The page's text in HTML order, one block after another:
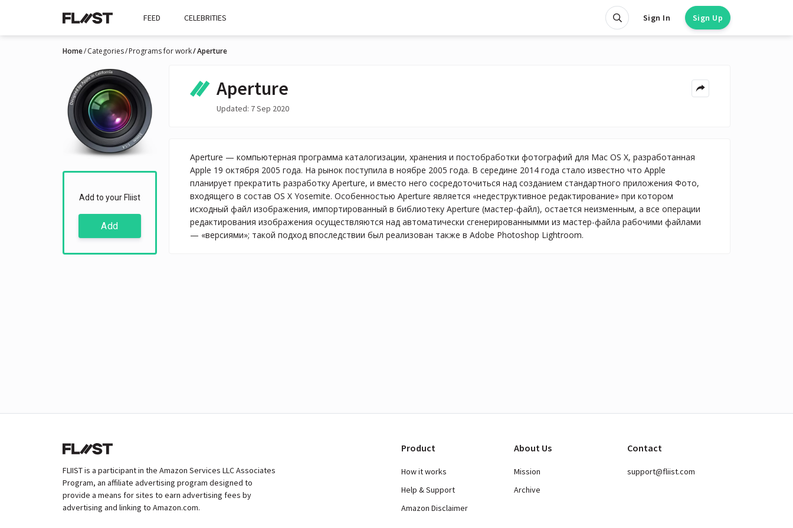
FEED CELEBRITIES Sign In Sign Up
Home Categories Programs for work Aperture
Add to your Fliist
Add
Aperture
Updated: 7 Sep 2020
Aperture — компьютерная программа каталогизации, хранения и постобработки фотографий для Mac OS X, разработанная
Apple 19 октября 2005 года. На рынок поступила в ноябре 2005 года. В середине 2014 года стало известно что Apple
планирует прекратить разработку Aperture, и вместо него сосредоточиться над созданием стандартного приложения Фото,
входящего в состав OS X Yosemite. Особенностью Aperture является «недеструктивное редактирование» при котором
исходный файл изображения, импортированный в библиотеку Aperture (мастер-файл), остается неизменным, а все операции
редактирования изображения осуществляются над автоматически сгенерированнымми из мастер-файла рабочими файлами
— «версиями»; такой подход впоследствии был реализован также в Adobe Photoshop Lightroom.
FLIIST is a participant in the Amazon Services LLC Associates
Program, an affiliate advertising program designed to
provide a means for sites to earn advertising fees by
advertising and linking to Amazon.com.
Product
How it works
Help & Support
Amazon Disclaimer
About Us
Mission
Archive
Contact
support@fliist.com